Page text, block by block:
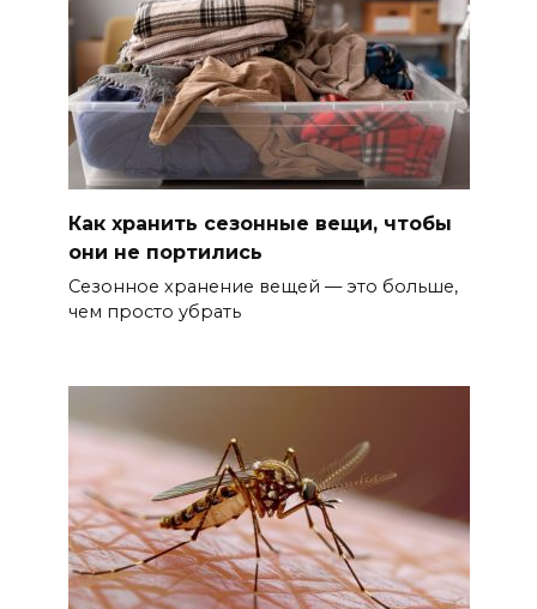
Как хранить сезонные вещи, чтобы
они не портились
Сезонное хранение вещей — это больше,
чем просто убрать